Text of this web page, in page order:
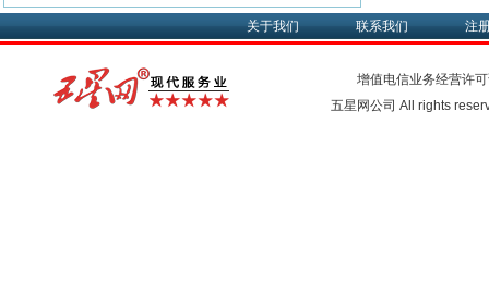
关于我们 联系我们 注
增值电信业务经营许
五星网公司 All rights